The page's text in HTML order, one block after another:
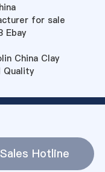
for sale
Ebay
China Clay
Quality
Sales Hotline